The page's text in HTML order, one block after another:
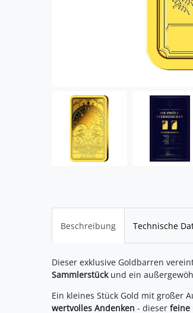
Beschreibung Technische
Dieser exklusive Goldbarren
Sammlerstückund ein
Ein kleines Stück Gold mit großer
wertvolles Andenken - dieser feine